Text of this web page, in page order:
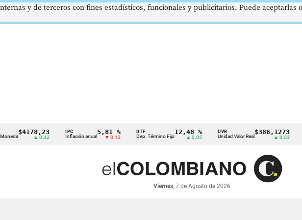
$4178,23
▲ 0.42
IPC
Inflación anual
5,81 %
▼ 0.12
DTF
Dep. Término Fijo
12,48 %
▲ 0.05
UVR
Unidad Valor Real
$386,1273
Viernes, 7 de Agosto de 2026
y de terceros con fines estadísticos, funcionales y publicitarios. Puede aceptarlas